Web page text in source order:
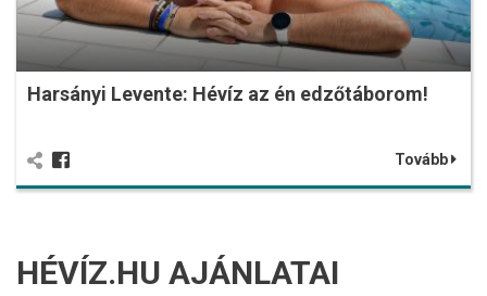
Harsányi Levente: Hévíz az én edzőtáborom!
Tovább
HÉVÍZ.HU AJÁNLATAI